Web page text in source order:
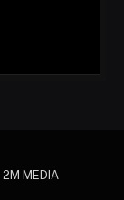
2M MEDIA